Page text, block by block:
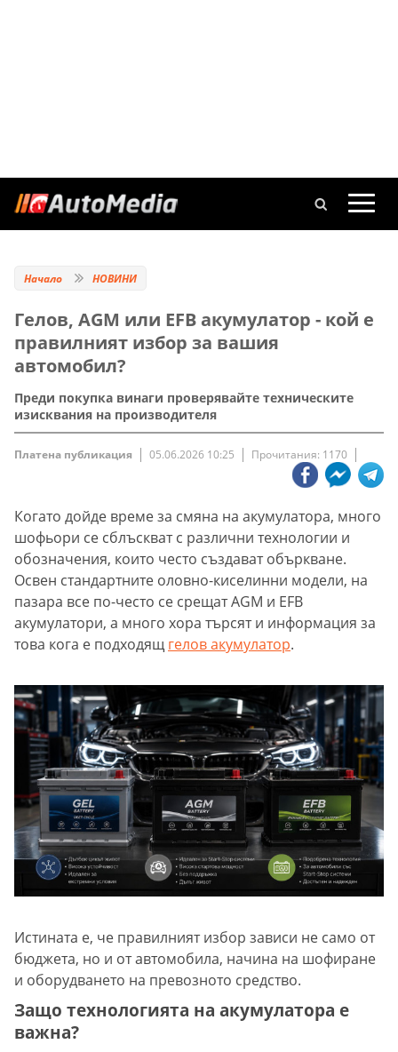
Начало НОВИНИ
Гелов, AGM или EFB акумулатор - кой е
правилният избор за вашия
автомобил?
Преди покупка винаги проверявайте техническите
изисквания на производителя
Платена публикация 05.06.2026 10:25 Прочитания: 1170
Когато дойде време за смяна на акумулатора, много
шофьори се сблъскват с различни технологии и
обозначения, които често създават объркване.
Освен стандартните оловно-киселинни модели, на
пазара все по-често се срещат AGM и EFB
акумулатори, а много хора търсят и информация за
това кога е подходящ гелов акумулатор.
Истината е, че правилният избор зависи не само от
бюджета, но и от автомобила, начина на шофиране
и оборудването на превозното средство.
Защо технологията на акумулатора е
важна?